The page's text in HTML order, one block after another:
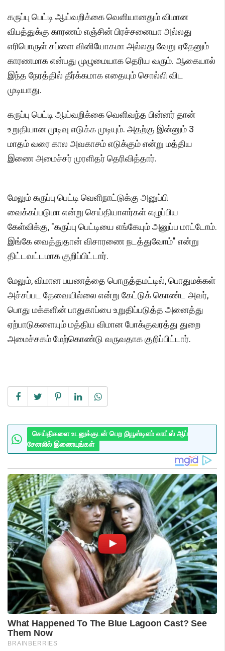
கருப்பு பெட்டி ஆய்வறிக்கை வெளியானதும் விமான
விபத்துக்கு காரணம் எஞ்சின் பிரச்சனையா அல்லது
எரிபொருள் சப்ளை வினியோகமா அல்லது வேறு ஏதேனும்
காரணமாக என்பது முழுமையாக தெரிய வரும். ஆகையால்
இந்த நேரத்தில் தீர்க்கமாக எதையும் சொல்லி விட
முடியாது.
கருப்பு பெட்டி ஆய்வறிக்கை வெளிவந்த பின்னர் தான்
உறுதியான முடிவு எடுக்க முடியும். அதற்கு இன்னும் 3
மாதம் வரை கால அவகாசம் எடுக்கும் என்று மத்திய
இணை அமைச்சர் முரளிதர் தெரிவித்தார்.
மேலும் கருப்பு பெட்டி வெளிநாட்டுக்கு அனுப்பி
வைக்கப்படுமா என்று செய்தியாளர்கள் எழுப்பிய
கேள்விக்கு, "கருப்பு பெட்டியை எங்கேயும் அனுப்ப மாட்டோம்.
இங்கே வைத்துதான் விசாரணை நடத்துவோம்" என்று
திட்டவட்டமாக குறிப்பிட்டார்.
மேலும், விமான பயணத்தை பொருத்தமட்டில், பொதுமக்கள்
அச்சப்பட தேவையில்லை என்று கேட்டுக் கொண்ட அவர்,
பொது மக்களின் பாதுகாப்பை உறுதிப்படுத்த அனைத்து
ஏற்பாடுகளையும் மத்திய விமான போக்குவரத்து துறை
அமைச்சகம் மேற்கொண்டு வருவதாக குறிப்பிட்டார்.
செய்திகளை உடனுக்குடன் பெற நியூஸ்டிஎம் வாட்ஸ் ஆப்
சேனலில் இணையுங்கள்